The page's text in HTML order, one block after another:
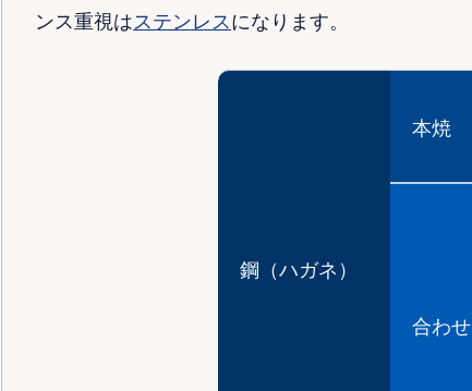
ンス重視はステンレスになります。
鋼（ハガネ）
本焼
合わせ